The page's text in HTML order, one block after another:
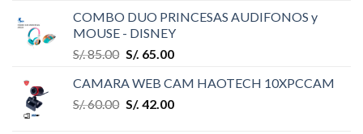
COMBO DUO PRINCESAS AUDIFONOS y
MOUSE - DISNEY
S/.85.00 S/. 65.00
CAMARA WEB CAM HAOTECH 10XPCCAM
S/.60.00 S/. 42.00